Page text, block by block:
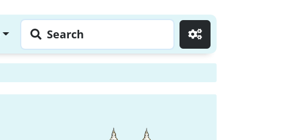
Search